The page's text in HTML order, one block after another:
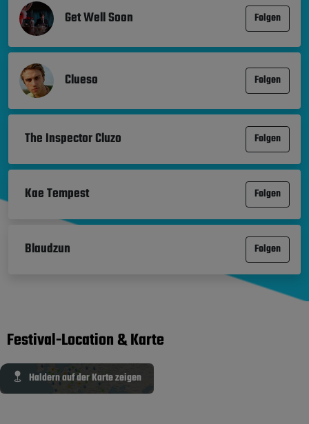
Get Well Soon Folgen
Clueso Folgen
The Inspector Cluzo Folgen
Kae Tempest Folgen
Blaudzun Folgen
Festival-Location & Karte
Haldern auf der Karte zeigen